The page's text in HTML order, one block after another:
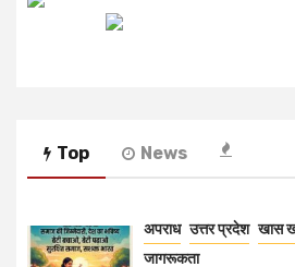
Top News
अपराध उत्तर प्रदेश खास
जागरूकता